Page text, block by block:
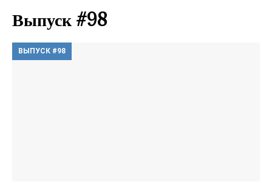
Выпуск #98
ВЫПУСК #98